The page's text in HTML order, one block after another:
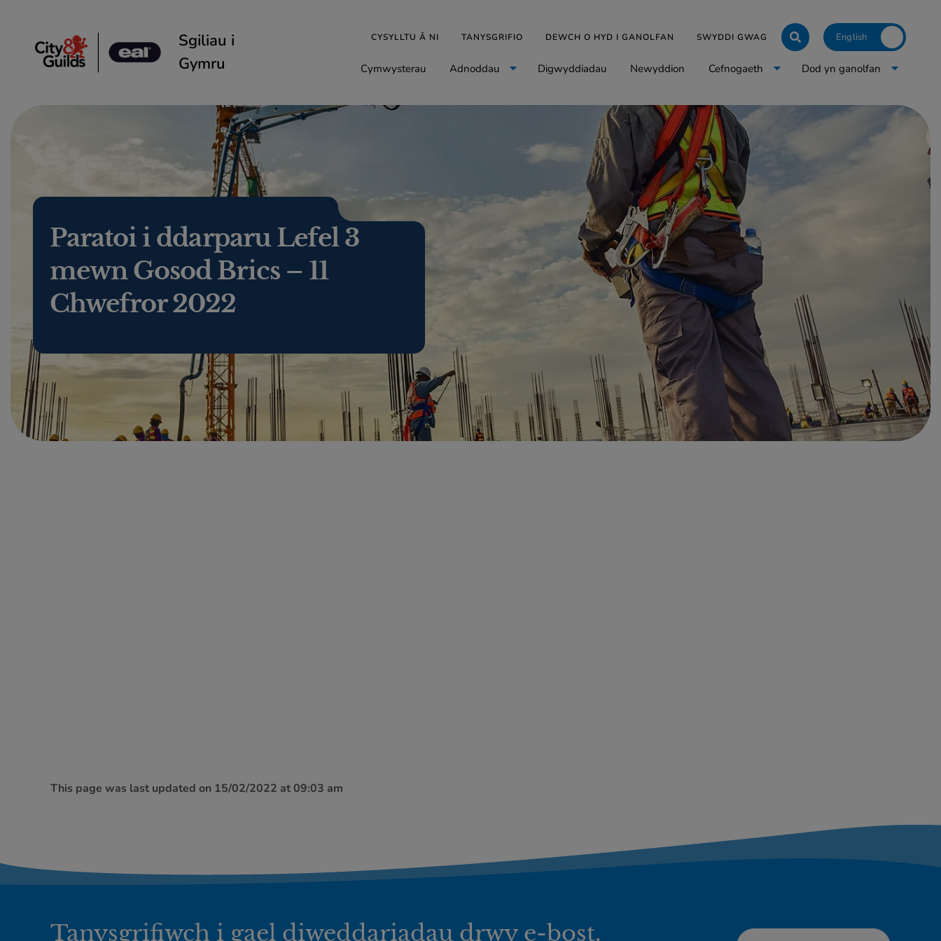
Sgiliau i
Gymru
CYSYLLTU Â NI TANYSGRIFIO DEWCH O HYD I GANOLFAN SWYDDI GWAG Click to toggle
Cymwysterau Adnoddau Digwyddiadau Newyddion Cefnogaeth Dod yn ganolfan
Paratoi i ddarparu Lefel 3
mewn Gosod Brics – 11
Chwefror 2022
This page was last updated on 15/02/2022 at 09:03 am
Tanysgrifiwch i gael diweddariadau drwy e-bost.